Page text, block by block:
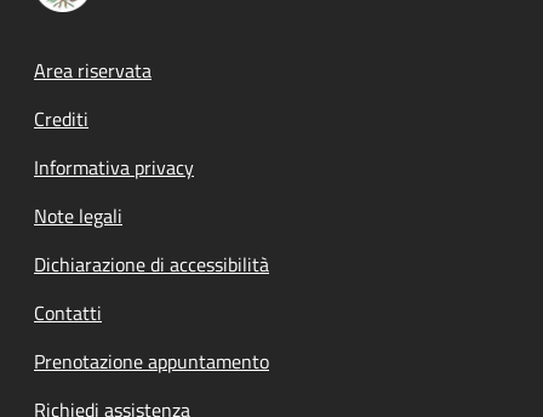
Footer menu
Area riservata
Crediti
Informativa privacy
Note legali
Dichiarazione di accessibilità
Contatti
Prenotazione appuntamento
Richiedi assistenza